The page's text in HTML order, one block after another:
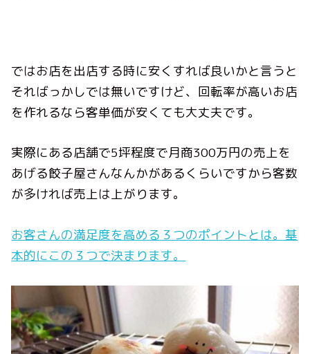
ではお店を出店する時に安くすれば良いかと言うと
そればっかしでは無いですけど、回転率が高いお店
を作れるなら客単価が安くても大丈夫です。
実際にある店舗で5坪程度で月商300万円の売上を
あげる餃子屋さんなんかがあるくらいですから客数
が多ければ売上は上がります。
お客さんの満足度を高める３つのポイントとは。基
本的にこの３つで決まります。